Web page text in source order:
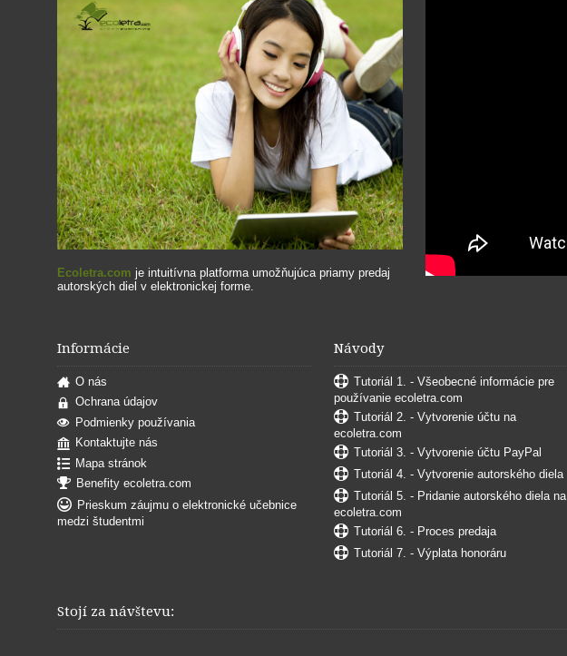
Ecoletra.com je intuitívna platforma umožňujúca priamy predaj
autorských diel v elektronickej forme.
Informácie
O nás
Ochrana údajov
Podmienky používania
Kontaktujte nás
Mapa stránok
Benefity ecoletra.com
Prieskum záujmu o elektronické učebnice
medzi študentmi
Návody
Tutoriál 1. - Všeobecné informácie pre
používanie ecoletra.com
Tutoriál 2. - Vytvorenie účtu na
ecoletra.com
Tutoriál 3. - Vytvorenie účtu PayPal
Tutoriál 4. - Vytvorenie autorského diela
Tutoriál 5. - Pridanie autorského diela na
ecoletra.com
Tutoriál 6. - Proces predaja
Tutoriál 7. - Výplata honoráru
Stojí za návštevu: